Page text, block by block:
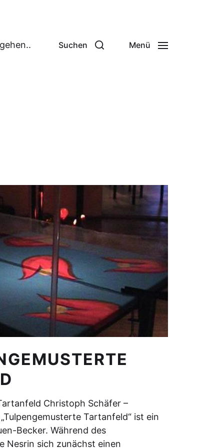
Suchen Menü
Christoph Schäfer –
Tartanfeld“ ist ein
Becker. Während des
Nesrin sich zunächst einen